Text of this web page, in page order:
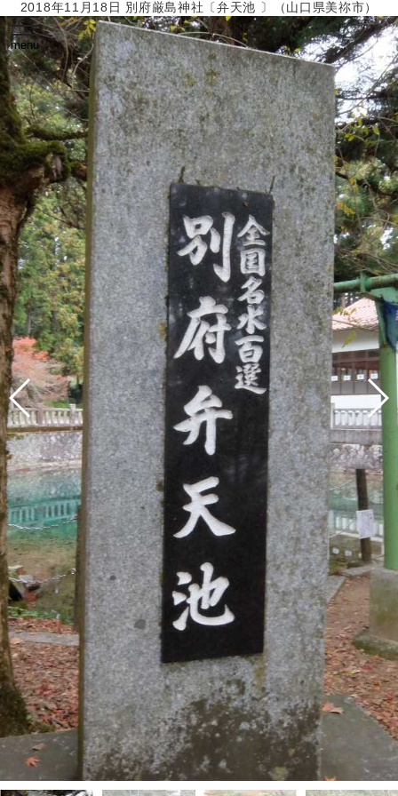
2018年11月18日 別府厳島神社〔弁天池 〕（山口県美祢市）
toggle
navigation
menu